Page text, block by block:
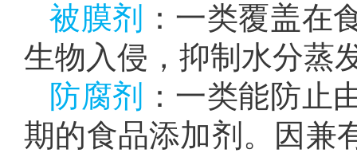
被膜剂
：一类覆盖在
生物入侵，抑制水分蒸
防腐剂
：一类能防止
期的食品添加剂。因兼